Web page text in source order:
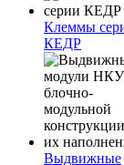
Клеммы
КЕДР
Выдвижные